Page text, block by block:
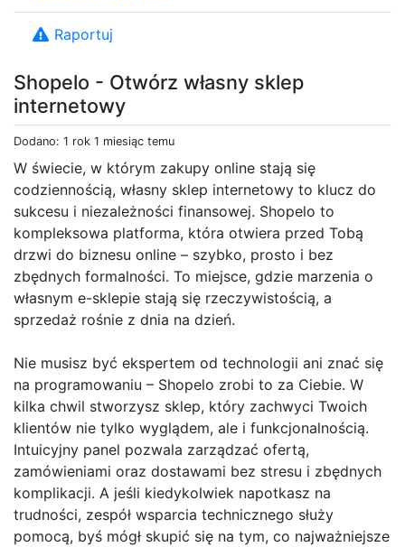
Shopelo - Otwórz własny sklep
internetowy
Dodano: 1 rok 1 miesiąc temu
W świecie, w którym zakupy online stają się
codziennością, własny sklep internetowy to klucz do
sukcesu i niezależności finansowej. Shopelo to
kompleksowa platforma, która otwiera przed Tobą
drzwi do biznesu online – szybko, prosto i bez
zbędnych formalności. To miejsce, gdzie marzenia o
własnym e-sklepie stają się rzeczywistością, a
sprzedaż rośnie z dnia na dzień.
Nie musisz być ekspertem od technologii ani znać się
na programowaniu – Shopelo zrobi to za Ciebie. W
kilka chwil stworzysz sklep, który zachwyci Twoich
klientów nie tylko wyglądem, ale i funkcjonalnością.
Intuicyjny panel pozwala zarządzać ofertą,
zamówieniami oraz dostawami bez stresu i zbędnych
komplikacji. A jeśli kiedykolwiek napotkasz na
trudności, zespół wsparcia technicznego służy
pomocą, byś mógł skupić się na tym, co najważniejsze
Raportuj